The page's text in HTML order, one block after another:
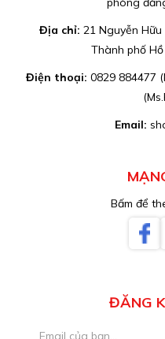
Địa chỉ: 21 Nguyễn Hữu
Thành phố
Điện thoại: 0829 884477
Email:
Bấm để
ĐĂNG